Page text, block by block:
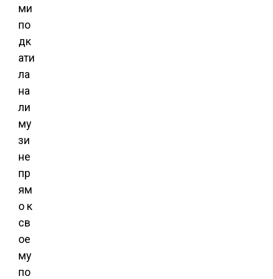
ми
по
дк
ати
ла
на
ли
му
зи
не
пр
ям
о к
св
ое
му
по